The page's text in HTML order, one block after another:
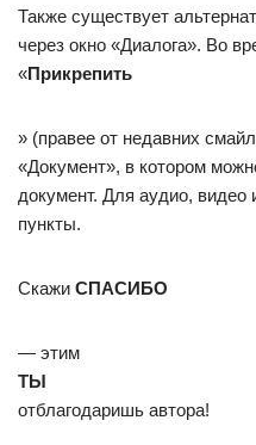
Также существует
через окно «Диалога». Во
«Прикрепить
» (правее от недавних
«Документ», в котором
документ. Для аудио,
пункты.
Скажи СПАСИБО
— этим
ТЫ
отблагодаришь автора!